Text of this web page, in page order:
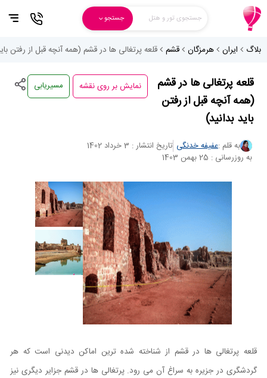
جستجوی تور و هتل جستجو
بلاگ ایران هرمزگان قشم قلعه پرتغالی ها در قشم (همه آنچه قبل از رفتن
قلعه پرتغالی ها در قشم
(همه آنچه قبل از رفتن
باید بدانید)
نمایش بر روی نقشه
مسیریابی
به قلم :عفیفه خدنگی تاریخ انتشار : 3 خرداد 1402
به روزرسانی : 25 بهمن 1403
قلعه پرتغالی ها در قشم از شناخته شده ترین اماکن دیدنی است که هر
گردشگری در جزیره به سراغ آن می رود. پرتغالی ها در قشم جزایر دیگری نیز